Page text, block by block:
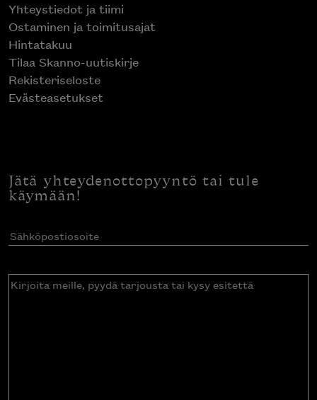
Yhteystiedot ja tiimi
Ostaminen ja toimitusajat
Hintatakuu
Tilaa Skanno-uutiskirje
Rekisteriseloste
Evästeasetukset
Jätä yhteydenottopyyntö tai tule
käymään!
Sähköpostiosoite(Pakollinen)
Kirjoita